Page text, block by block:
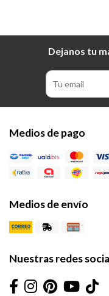
Dejanos tu
Medios de pago
Medios de envío
Nuestras redes